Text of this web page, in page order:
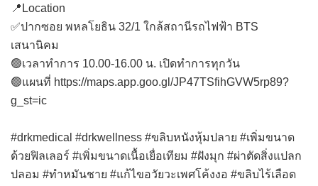
📍Location
✅ปากซอย พหลโยธิน 32/1 ใกล้สถานีรถไฟฟ้า BTS
เสนานิคม
🟢เวลาทำการ 10.00-16.00 น. เปิดทำการทุกวัน
🟢แผนที่ https://maps.app.goo.gl/JP47TSfihGVW5rp89?
g_st=ic
#drkmedical #drkwellness #ขลิบหนังหุ้มปลาย #เพิ่มขนาด
ด้วยฟิลเลอร์ #เพิ่มขนาดเนื้อเยื่อเทียม #ฝังมุก #ผ่าตัดสิ่งแปลก
ปลอม #ทำหมันชาย #แก้ไขอวัยวะเพศโค้งงอ #ขลิบไร้เลือด